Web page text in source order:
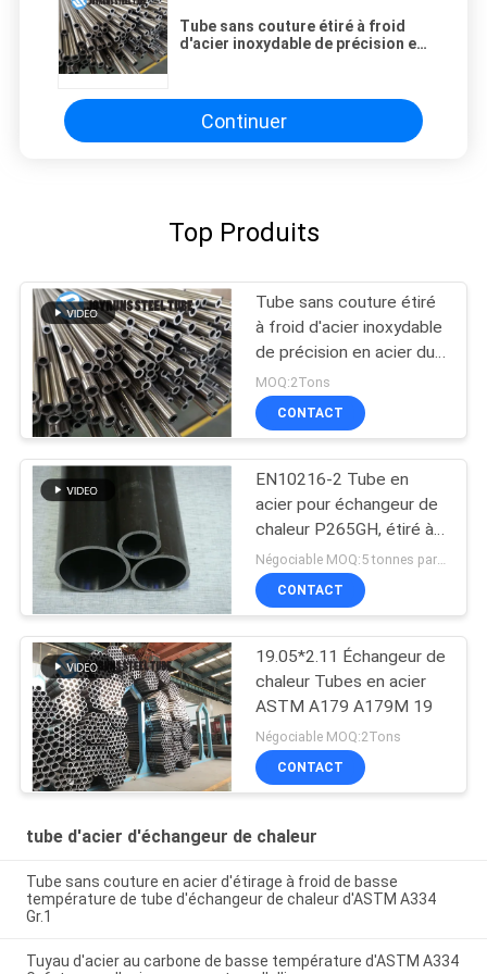
Tube sans couture étiré à froid
d'acier inoxydable de précision en
Continuer
Top Produits
Tube sans couture étiré
à froid d'acier inoxydable
de précision en acier du
tube STKM13A
d'échangeur de chaleur
JIS3445
MOQ:2Tons
CONTACT
EN10216-2 Tube en
acier pour échangeur de
chaleur P265GH, étiré à
froid
CONTACT
19.05*2.11 Échangeur de
chaleur Tubes en acier
ASTM A179 A179M 19
Négociable MOQ:2Tons
CONTACT
tube d'acier d'échangeur de chaleur
Tube sans couture en acier d'étirage à froid de basse
température de tube d'échangeur de chaleur d'ASTM A334
Gr.1
Tuyau d'acier au carbone de basse température d'ASTM A334